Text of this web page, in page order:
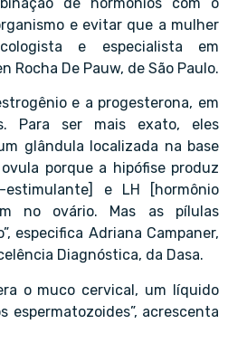
e evitar que a mulher
e especialista em
Rocha De Pauw, de São Paulo.
e a progesterona, em
Para ser mais exato, eles
glândula localizada na base
porque a hipófise produz
estimulante] e LH [hormônio
no ovário. Mas as pílulas
especifica Adriana Campaner,
Diagnóstica, da Dasa.
o muco cervical, um líquido
espermatozoides”, acrescenta